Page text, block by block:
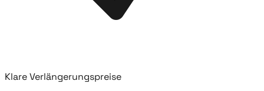
Klare Verlängerungspreise